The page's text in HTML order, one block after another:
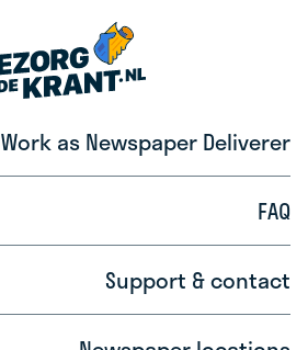
Work as Newspaper Deliverer
FAQ
Support & contact